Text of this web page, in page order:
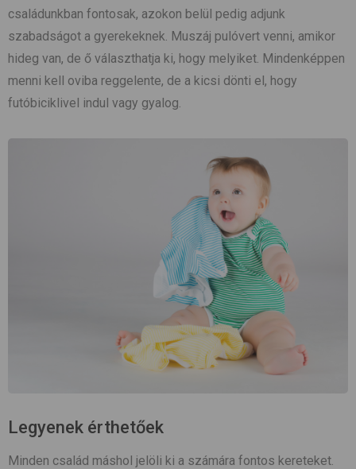
családunkban fontosak, azokon belül pedig adjunk
szabadságot a gyerekeknek. Muszáj pulóvert venni, amikor
hideg van, de ő választhatja ki, hogy melyiket. Mindenképpen
menni kell oviba reggelente, de a kicsi dönti el, hogy
futóbiciklivel indul vagy gyalog.
Legyenek érthetőek
Minden család máshol jelöli ki a számára fontos kereteket.